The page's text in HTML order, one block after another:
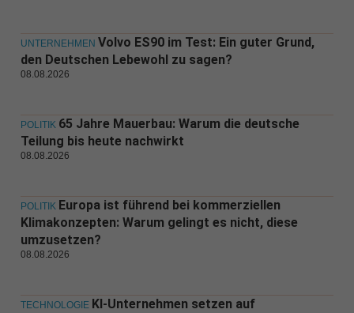
UNTERNEHMEN Volvo ES90 im Test: Ein guter Grund,
den Deutschen Lebewohl zu sagen?
08.08.2026
POLITIK 65 Jahre Mauerbau: Warum die deutsche
Teilung bis heute nachwirkt
08.08.2026
POLITIK Europa ist führend bei kommerziellen
Klimakonzepten: Warum gelingt es nicht, diese
umzusetzen?
08.08.2026
TECHNOLOGIE KI-Unternehmen setzen auf